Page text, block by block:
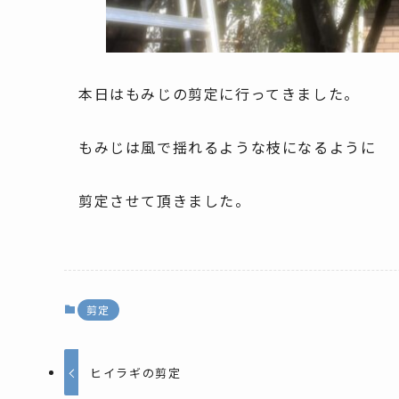
本日はもみじの剪定に行ってきました。
もみじは風で揺れるような枝になるように
剪定させて頂きました。
剪定
ヒイラギの剪定